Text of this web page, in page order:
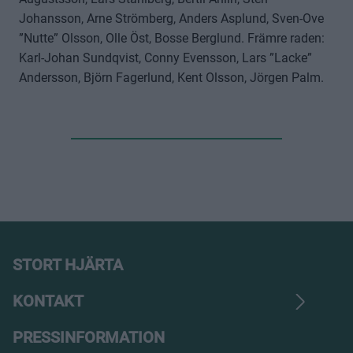
bäste målskytt med sina 21 mål. Lagkapten var Conny
Evensson. I A-truppen ingick blott 15-årige
Färjestadskillen Gunnar Johansson. Den här gången
klarade Färjestad BK av det allsvenska kvalet. Man vann
Johansson, Arne Strömberg, Anders Asplund, Sven-Ove
”Nutte” Olsson, Olle Öst, Bosse Berglund. Främre raden:
Karl-Johan Sundqvist, Conny Evensson, Lars ”Lacke”
Andersson, Björn Fagerlund, Kent Olsson, Jörgen Palm.
STORT HJÄRTA
KONTAKT
PRESSINFORMATION